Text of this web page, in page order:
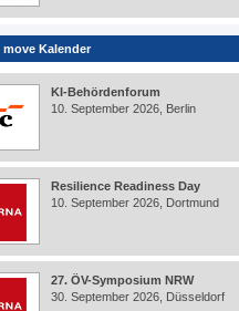
move Kalender
KI-Behördenforum
10. September 2026, Berlin
Resilience Readiness Day
10. September 2026, Dortmund
27. ÖV-Symposium NRW
30. September 2026, Düsseldorf